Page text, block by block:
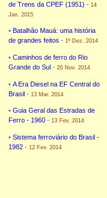
de Trens da CPEF (1951) - 14
Jan. 2015
• Batalhão Mauá: uma história
de grandes feitos - 1º Dez. 2014
• Caminhos de ferro do Rio
Grande do Sul - 20 Nov. 2014
• A Era Diesel na EF Central do
Brasil - 13 Mar. 2014
• Guia Geral das Estradas de
Ferro - 1960 - 13 Fev. 2014
• Sistema ferroviário do Brasil -
1982 - 12 Fev. 2014